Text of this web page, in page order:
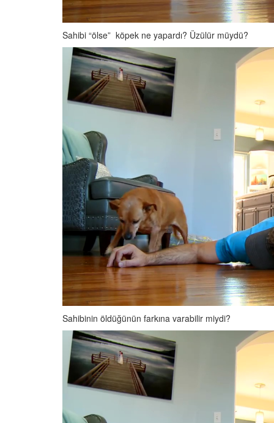
Sahibi “ölse” köpek ne yapardı? Üzülür müydü?
Sahibinin öldüğünün farkına varabilir miydi?